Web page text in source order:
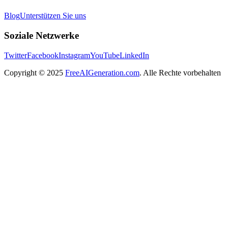
BlogUnterstützen Sie uns
Soziale Netzwerke
TwitterFacebookInstagramYouTubeLinkedIn
Copyright © 2025 FreeAIGeneration.com. Alle Rechte vorbehalten